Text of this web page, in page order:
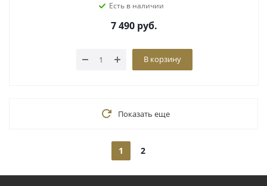
Есть в наличии
7 490 руб.
В корзину
Показать еще
1 2